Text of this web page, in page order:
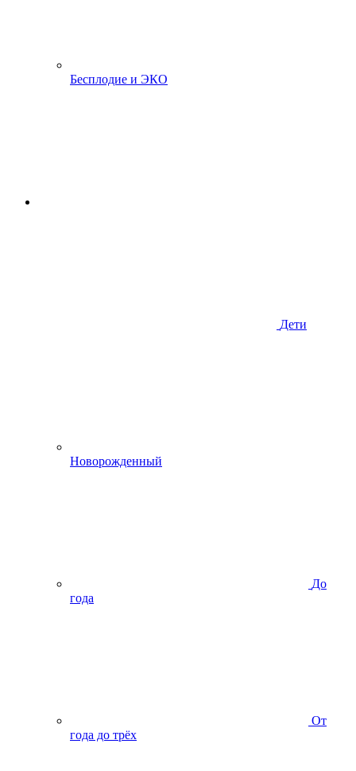
Бесплодие и ЭКО
Дети
Новорожденный
До
года
От
года до трёх